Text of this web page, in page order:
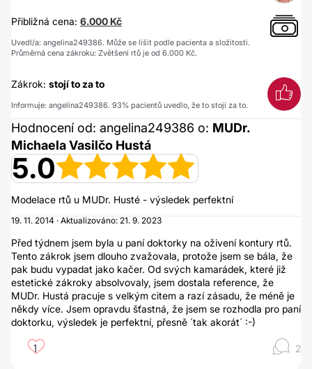
Přibližná cena: 6.000 Kč
Uvedl/a: angelina249386. Může se lišit podle pacienta a složitosti.
Průměrná cena zákroku: Zvětšení rtů je od 6.000 Kč.
Zákrok: stojí to za to
Informuje: angelina249386. 93% pacientů uvedlo, že to stojí za to.
Hodnocení od: angelina249386 o: MUDr.
Michaela Vasilčo Hustá
5.0
Modelace rtů u MUDr. Husté - výsledek perfektní
19. 11. 2014 · Aktualizováno: 21. 9. 2023
Před týdnem jsem byla u paní doktorky na oživení kontury rtů.
Tento zákrok jsem dlouho zvažovala, protože jsem se bála, že
pak budu vypadat jako kačer. Od svých kamarádek, které již
estetické zákroky absolvovaly, jsem dostala reference, že
MUDr. Hustá pracuje s velkým citem a razí zásadu, že méně je
někdy více. Jsem opravdu šťastná, že jsem se rozhodla pro paní
doktorku, výsledek je perfektní, přesně ´tak akorát´ :-)
1 2